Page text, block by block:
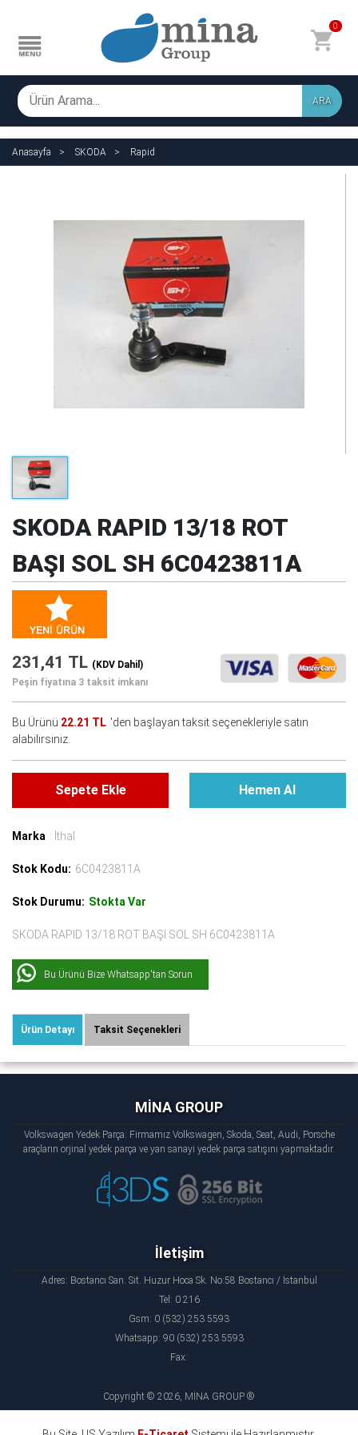
0
ARA
Anasayfa SKODA Rapid
SKODA RAPID 13/18 ROT
BAŞI SOL SH 6C0423811A
231,41 TL (KDV Dahil)
Peşin fiyatına 3 taksit imkanı
Bu Ürünü 22.21 TL 'den başlayan taksit seçenekleriyle satın
alabilirsiniz.
Sepete Ekle Hemen Al
Marka : İthal
Stok Kodu: 6C0423811A
Stok Durumu: Stokta Var
SKODA RAPID 13/18 ROT BAŞI SOL SH 6C0423811A
Bu Ürünü Bize Whatsapp'tan Sorun
Ürün Detayı Taksit Seçenekleri
MİNA GROUP
Volkswagen Yedek Parça: Firmamız Volkswagen, Skoda, Seat, Audi, Porsche
araçların orjinal yedek parça ve yan sanayi yedek parça satışını yapmaktadır.
İletişim
Adres: Bostancı San. Sit. Huzur Hoca Sk. No:58 Bostancı / İstanbul
Tel: 0 216
Gsm: 0 (532) 253 5593
Whatsapp: 90 (532) 253 5593
Fax:
Copyright © 2026, MİNA GROUP ®